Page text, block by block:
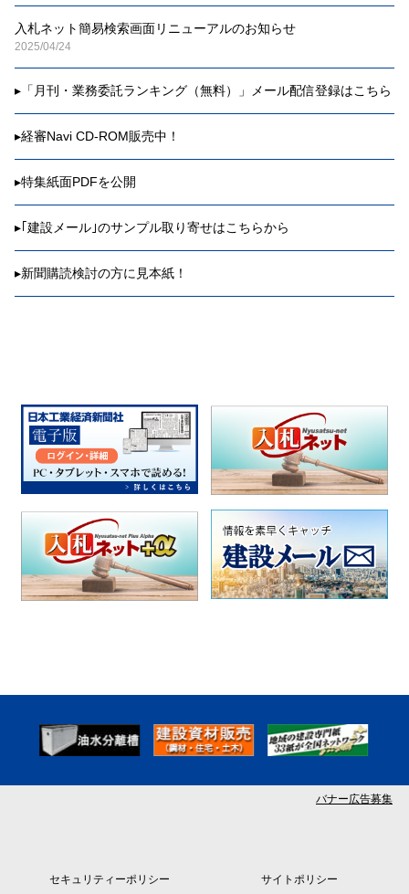
入札ネット簡易検索画面リニューアルのお知らせ
2025/04/24
▸ 「月刊・業務委託ランキング（無料）」メール配信登録はこちら
▸経審Navi CD-ROM販売中！
▸特集紙面PDFを公開
▸ ｢建設メール｣のサンプル取り寄せはこちらから
▸新聞購読検討の方に見本紙！
バナー広告募集
セキュリティーポリシー サイトポリシー